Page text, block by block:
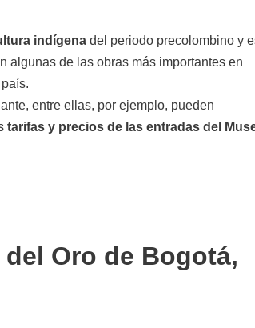
indígena del periodo precolombino y
algunas de las obras más importantes en
entre ellas, por ejemplo, pueden
tarifas y precios de las entradas del
Oro de Bogotá,